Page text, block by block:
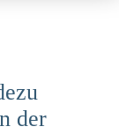
der